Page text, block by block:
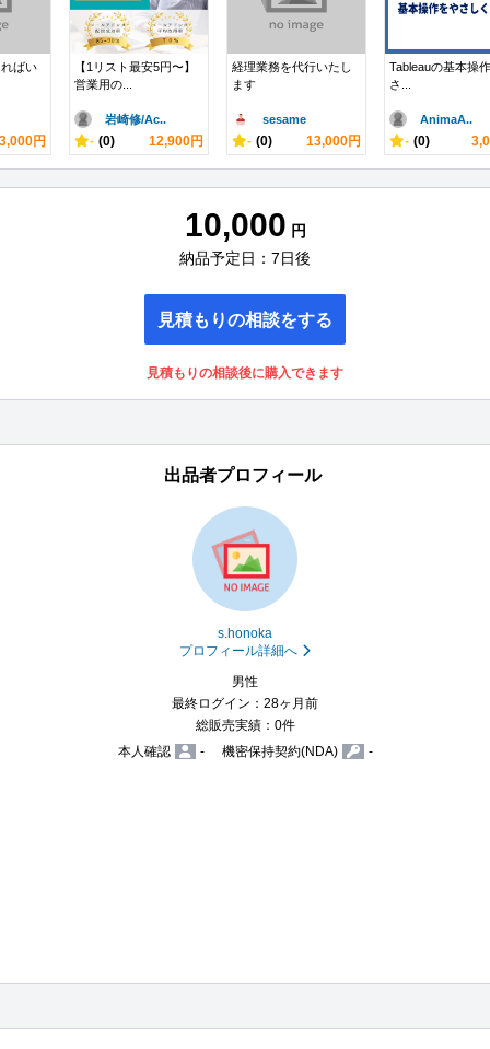
ばい
3,000円
【1リスト最安5円〜】
営業用の...
岩崎修/Ac..
- (0) 12,900円
経理業務を代行いたし
ます
sesame
- (0) 13,000円
Tableauの基本操
さ...
AnimaA..
- (0)
10,000 円
納品予定日：7日後
見積もりの相談をする
見積もりの相談後に購入できます
出品者プロフィール
s.honoka
プロフィール詳細へ
男性
最終ログイン：28ヶ月前
総販売実績：0件
本人確認
- 機密保持契約(NDA) -